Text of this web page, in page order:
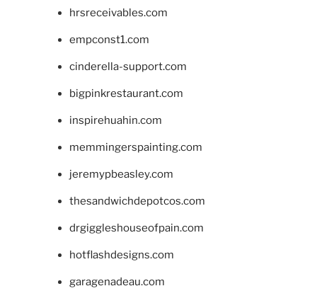
hrsreceivables.com
empconst1.com
cinderella-support.com
bigpinkrestaurant.com
inspirehuahin.com
memmingerspainting.com
jeremypbeasley.com
thesandwichdepotcos.com
drgiggleshouseofpain.com
hotflashdesigns.com
garagenadeau.com